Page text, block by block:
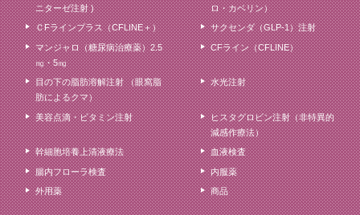
ニターゼ注射 )
ロ・カベリン）
ＣFラインプラス（CFLINE＋） サクセンダ（GLP-1）注射
マンジャロ（糖尿病治療薬）2.5
㎎・5㎎
CFライン（CFLINE）
目の下の脂肪溶解注射 （眼窩脂
肪によるクマ）
水光注射
美容点滴・ビタミン注射
ヒスタグロビン注射（非特異的
減感作療法）
幹細胞培養上清液療法 血液検査
腸内フローラ検査 内服薬
外用薬 商品